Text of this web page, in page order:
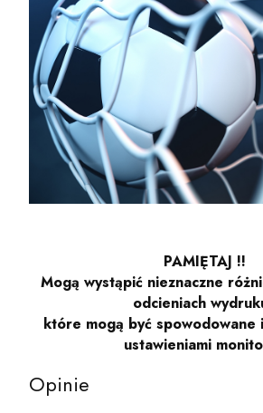
PAMIĘTAJ !!
Mogą wystąpić nieznaczne
odcieniach
które mogą być spowodowane
ustawieniami
Opinie